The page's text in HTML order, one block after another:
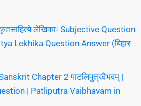
लेखिकाः Subjective Question
Lekhika Question Answer (बिहार
Chapter 2 पाटलिपुत्रवैभवम् |
| Patliputra Vaibhavam in